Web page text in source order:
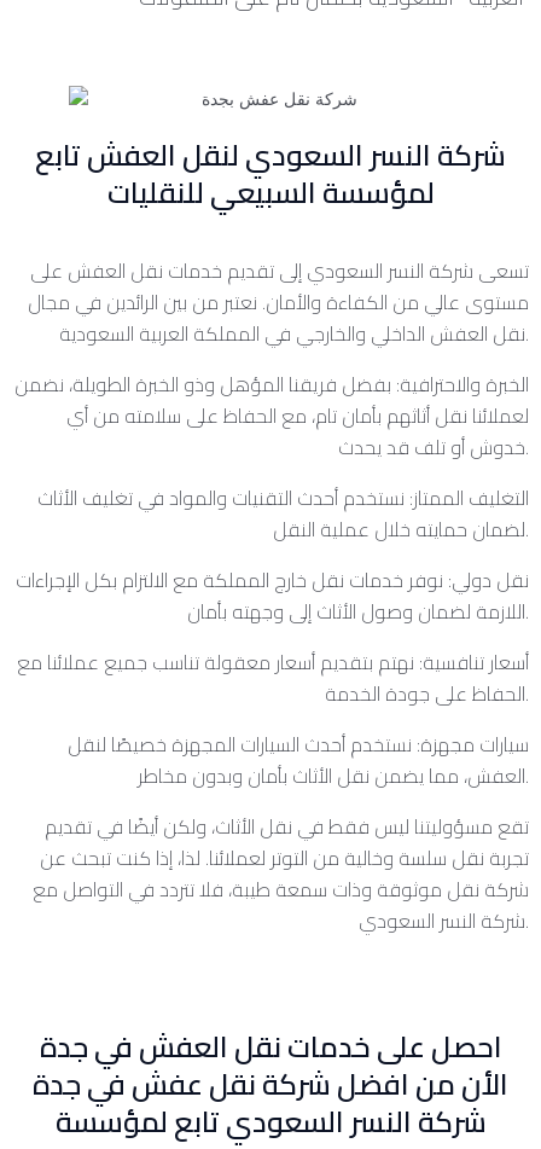
شركة النسر السعودي لنقل العفش تابع
لمؤسسة السبيعي للنقليات
تسعى شركة النسر السعودي إلى تقديم خدمات نقل العفش على
مستوى عالي من الكفاءة والأمان. نعتبر من بين الرائدين في مجال
نقل العفش الداخلي والخارجي في المملكة العربية السعودية.
الخبرة والاحترافية: بفضل فريقنا المؤهل وذو الخبرة الطويلة، نضمن
لعملائنا نقل أثاثهم بأمان تام، مع الحفاظ على سلامته من أي
خدوش أو تلف قد يحدث.
التغليف الممتاز: نستخدم أحدث التقنيات والمواد في تغليف الأثاث
لضمان حمايته خلال عملية النقل.
نقل دولي: نوفر خدمات نقل خارج المملكة مع الالتزام بكل الإجراءات
اللازمة لضمان وصول الأثاث إلى وجهته بأمان.
أسعار تنافسية: نهتم بتقديم أسعار معقولة تناسب جميع عملائنا مع
الحفاظ على جودة الخدمة.
سيارات مجهزة: نستخدم أحدث السيارات المجهزة خصيصًا لنقل
العفش، مما يضمن نقل الأثاث بأمان وبدون مخاطر.
تقع مسؤوليتنا ليس فقط في نقل الأثاث، ولكن أيضًا في تقديم
تجربة نقل سلسة وخالية من التوتر لعملائنا. لذا، إذا كنت تبحث عن
شركة نقل موثوقة وذات سمعة طيبة، فلا تتردد في التواصل مع
شركة النسر السعودي.
احصل على خدمات نقل العفش في جدة
الأن من افضل شركة نقل عفش في جدة
شركة النسر السعودي تابع لمؤسسة